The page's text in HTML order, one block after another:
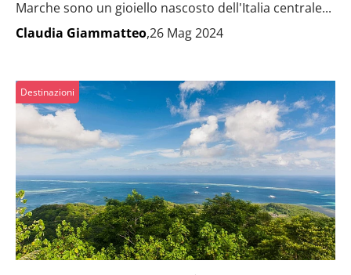
Marche sono un gioiello nascosto dell'Italia centrale...
Claudia Giammatteo,26 Mag 2024
Destinazioni